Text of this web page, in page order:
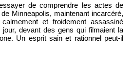
de comprendre les actes de
de Minneapolis, maintenant incarcéré,
et froidement assassiné
jour, devant des gens qui filmaient la
Un esprit sain et rationnel peut-il